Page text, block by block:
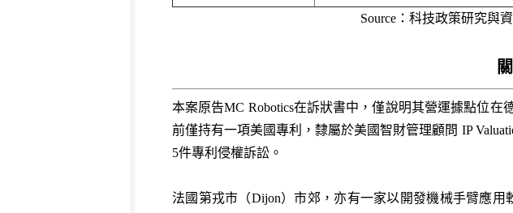
Source：科技政策研究與
本案原告MC Robotics在訴狀書中，僅說明其營運據點位在
前僅持有一項美國專利，隸屬於美國智財管理顧問 IP
5件專利侵權訴訟。
法國第戎市（Dijon）市郊，亦有一家以開發機械手臂應用